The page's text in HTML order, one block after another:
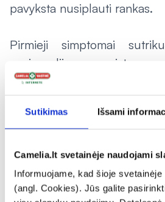
Sutikimas Išsami
Camelia.lt svetainėje naudojami
Informuojame, kad šioje
(angl. Cookies). Jūs galite
pavyksta nusiplauti rankas.
Pirmieji simptomai
apsinuodijus maistu:
pykinimas, viduriavimas.
būname tinkamai pasiruošę.
Visuomenėje yra
anglies tabletės yra
priemonė, susidūrus su